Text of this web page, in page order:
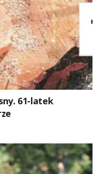
61-latek